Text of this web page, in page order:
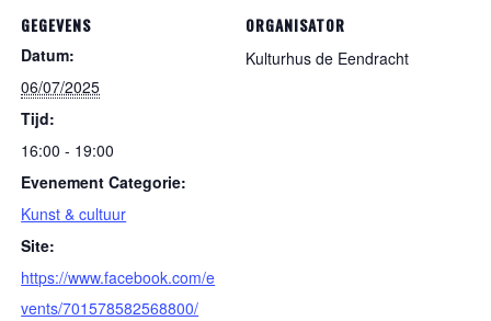
GEGEVENS
Datum:
06/07/2025
Tijd:
16:00 - 19:00
Evenement Categorie:
Kunst & cultuur
Site:
https://www.facebook.com/e
vents/701578582568800/
ORGANISATOR
Kulturhus de Eendracht